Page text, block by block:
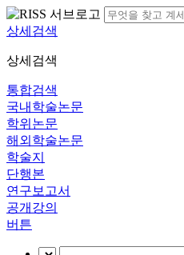
상세검색
상세검색
통합검색
국내학술논문
학위논문
해외학술논문
학술지
단행본
연구보고서
공개강의
버튼